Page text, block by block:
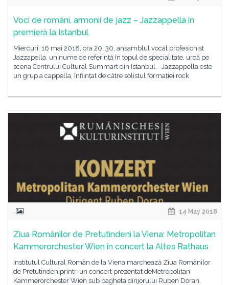
Voci de români, armonii de jazz – Jazzappella în
premieră la Istanbul
Miercuri, 16 mai 2018, ora 20. 30, ansamblul vocal profesionist
Jazzapella, un nume de referință în topul de specialitate, urcă pe
scena Centrului Cultural Summart din Istanbul. Jazzappella este
un grup a cappella, înființat de către solistul formației rock
14 May 2018
Ziua Românilor de Pretutindeni la Viena: Metropolitan
Kammerorchester Wien în concert la Altes Rathaus
Institutul Cultural Român de la Viena marchează Ziua Românilor
de Pretutindeniprintr-un concert prezentat deMetropolitan
Kammerorchester Wien sub bagheta dirijorului Ruben Doran,